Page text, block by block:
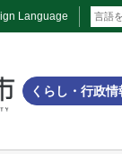
Language
くらし・行政情